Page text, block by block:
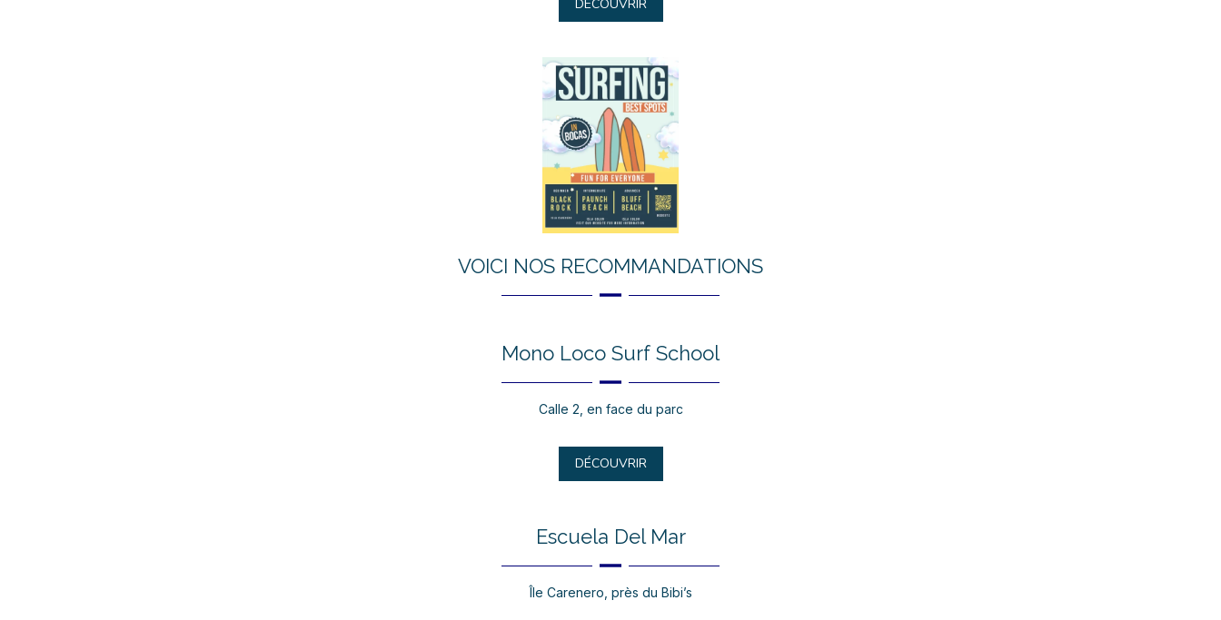
DÉCOUVRIR
VOICI NOS RECOMMANDATIONS
Mono Loco Surf School
Calle 2, en face du parc
DÉCOUVRIR
Escuela Del Mar
Île Carenero, près du Bibi’s